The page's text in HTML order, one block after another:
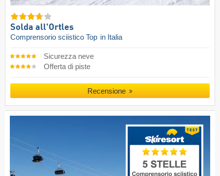
Solda all'Ortles
Comprensorio sciistico Top in Italia
Sicurezza neve
Offerta di piste
Recensione